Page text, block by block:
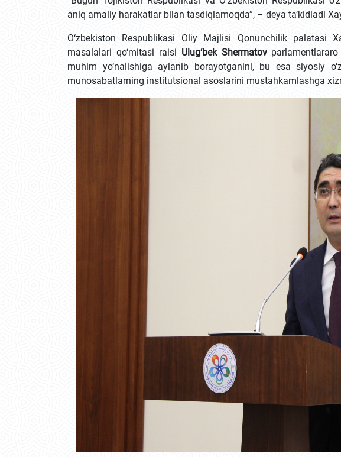
aniq amaliy harakatlar bilan tasdiqlamoqda”, – deya ta’kidladi
O‘zbekiston Respublikasi Oliy Majlisi Qonunchilik palatasi
masalalari qo‘mitasi raisi Ulug‘bek Shermatovparlamentlararo
muhim yo‘nalishiga aylanib borayotganini, bu esa siyosiy
munosabatlarning institutsional asoslarini mustahkamlashga